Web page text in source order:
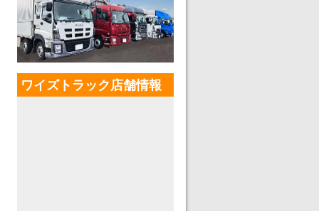
ワイズトラック店舗情報